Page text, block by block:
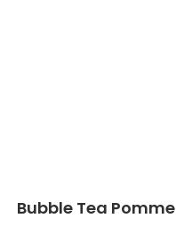
Bubble Tea Pomme